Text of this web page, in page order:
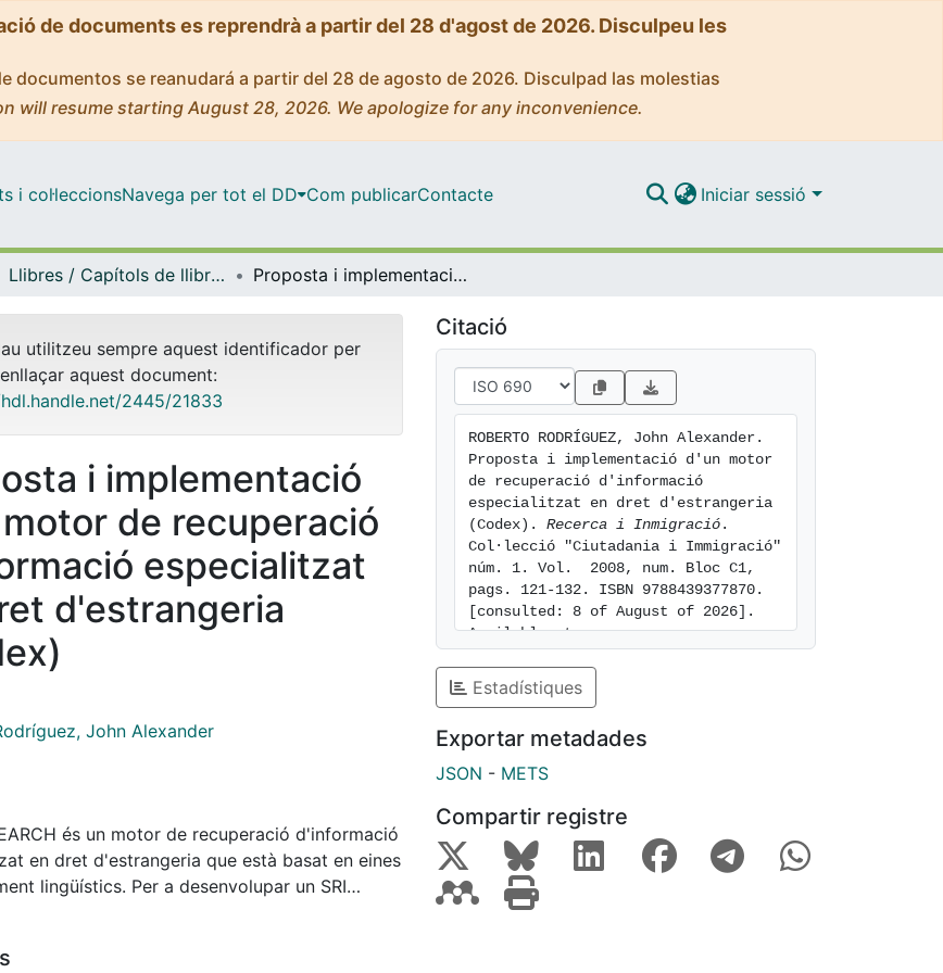
de documents es reprendrà a partir del 28 d'agost de 2026. Disculpeu les
documentos se reanudará a partir del 28 de agosto de 2026. Disculpad las molestias
will resume starting August 28, 2026. We apologize for any inconvenience.
i col·leccionsNavega per tot el DD Com publicarContacte Iniciar sessió
Llibres / Capítols de llibre (Filologia Catalana i Lingüística General) Proposta i implementació d'un motor de recuperació d'informació especialitzat en dret d'estrangeria (Codex)
utilitzeu sempre aquest identificador per
aquest document:
2445/21833
i implementació
de recuperació
especialitzat
d'estrangeria
John Alexander
és un motor de recuperació d'informació
en dret d'estrangeria que està basat en eines
lingüístics. Per a desenvolupar un SRI
recuperació d'informació) eficient en el
de RI (recuperació d'informació), és a dir,
Citació
ROBERTO RODRÍGUEZ, John Alexander.
Proposta i implementació d'un motor
de recuperació d'informació
especialitzat en dret d'estrangeria
(Codex). Recerca i Inmigració .
Col·lecció "Ciutadania i Immigració"
núm. 1. Vol.  2008, num. Bloc C1,
pags. 121-132. ISBN 9788439377870.
[consulted: 8 of August of 2026].
Available at:
Estadístiques
Exportar metadades
JSON - METS
Compartir registre